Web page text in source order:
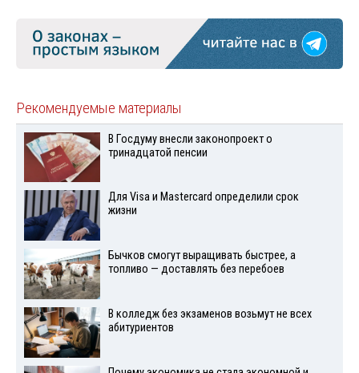
Рекомендуемые материалы
В Госдуму внесли законопроект о
тринадцатой пенсии
Для Visа и Mastercard определили срок
жизни
Бычков смогут выращивать быстрее, а
топливо — доставлять без перебоев
В колледж без экзаменов возьмут не всех
абитуриентов